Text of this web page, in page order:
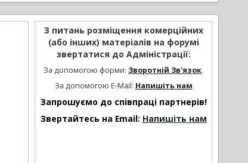
З питань розміщення комерційних
(або інших) матеріалів на форумі
звертатися до Адміністрації:
За допомогою форми: Зворотній Зв'язок.
За допомогою E-Mail: Напишіть нам
Запрошуємо до співпраці партнерів!
Звертайтесь на Email: Напишіть нам